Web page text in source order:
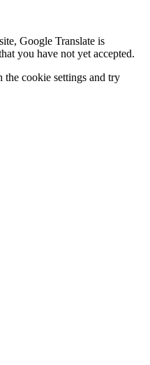
Google Translate is
you have not yet accepted.
the cookie settings and try